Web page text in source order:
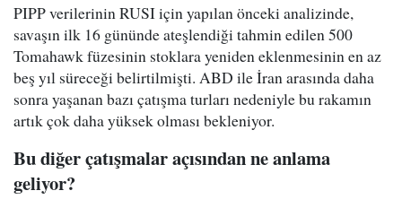
PIPP verilerinin RUSI için yapılan önceki analizinde,
savaşın ilk 16 gününde ateşlendiği tahmin edilen 500
Tomahawk füzesinin stoklara yeniden eklenmesinin en az
beş yıl süreceği belirtilmişti. ABD ile İran arasında daha
sonra yaşanan bazı çatışma turları nedeniyle bu rakamın
artık çok daha yüksek olması bekleniyor.
Bu diğer çatışmalar açısından ne anlama
geliyor?